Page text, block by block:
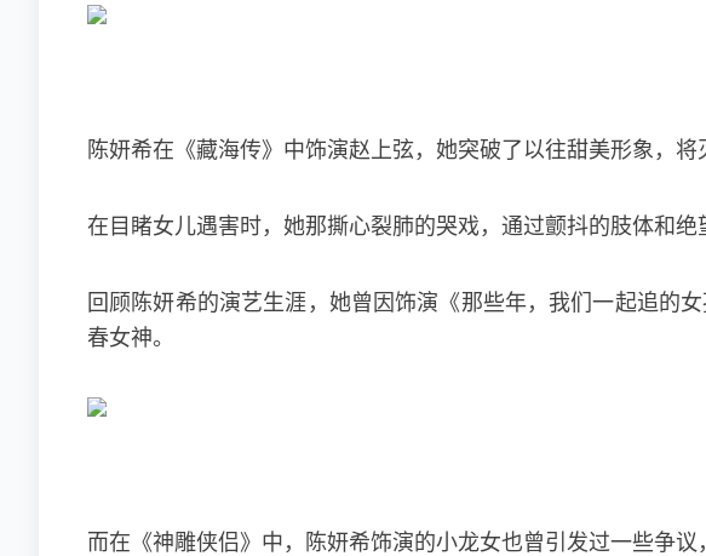
陈妍希在《藏海传》中饰演赵上弦，她突破了以往甜美形象，
在目睹女儿遇害时，她那撕心裂肺的哭戏，通过颤抖的肢体和绝
回顾陈妍希的演艺生涯，她曾因饰演《那些年，我们一起追的
春女神。
而在《神雕侠侣》中，陈妍希饰演的小龙女也曾引发过一些争议